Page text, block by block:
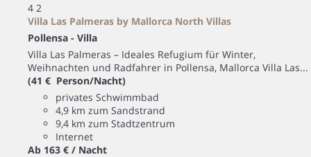
4 2
Villa Las Palmeras by Mallorca North Villas
Pollensa - Villa
Villa Las Palmeras – Ideales Refugium für Winter,
Weihnachten und Radfahrer in Pollensa, Mallorca Villa Las...
(41 € Person/Nacht)
privates Schwimmbad
4,9 km zum Sandstrand
9,4 km zum Stadtzentrum
Internet
Ab 163 € / Nacht